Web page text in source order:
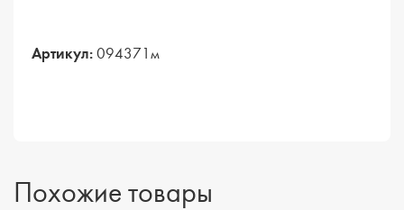
Артикул: 094371м
Похожие товары